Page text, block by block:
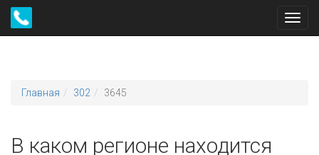
Главная 302 3645
В каком регионе находится